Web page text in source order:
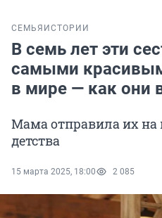
СЕМЬЯ ИСТОРИИ
В семь лет эти
самыми
в мире — как они
Мама отправила их на
детства
15 марта 2025, 18:00 2 085